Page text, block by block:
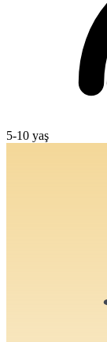
5-10 yaş